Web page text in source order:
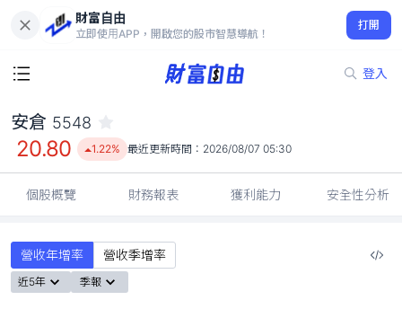
財富自由
立即使用APP，開啟您的股市智慧導航！
打開
登入
20.80
1.22%
安倉 5548
20.80 1.22% 最近更新時間： 2026/08/07 05:30
個股概覽 財務報表 獲利能力 安全性分析
營收年增率 營收季增率
近5年 季報